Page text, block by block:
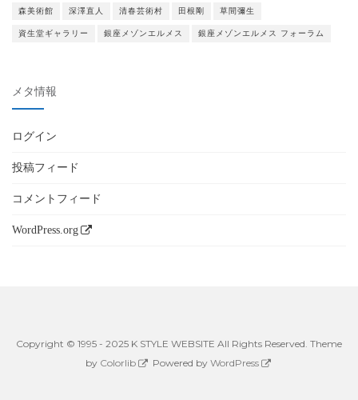
森美術館 深澤直人 清春芸術村 田根剛 草間彌生
資生堂ギャラリー 銀座メゾンエルメス 銀座メゾンエルメス フォーラム
メタ情報
ログイン
投稿フィード
コメントフィード
WordPress.org
Copyright © 1995 - 2025 K STYLE WEBSITE All Rights Reserved. Theme
by Colorlib Powered by WordPress